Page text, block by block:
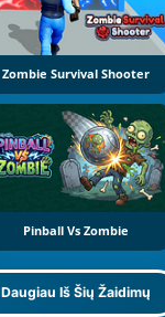
Zombie Survival Shooter
Pinball Vs Zombie
Daugiau Iš Šių Žaidimų